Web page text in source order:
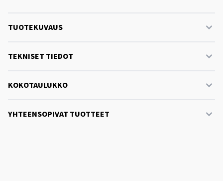
TUOTEKUVAUS
TEKNISET TIEDOT
KOKOTAULUKKO
YHTEENSOPIVAT TUOTTEET